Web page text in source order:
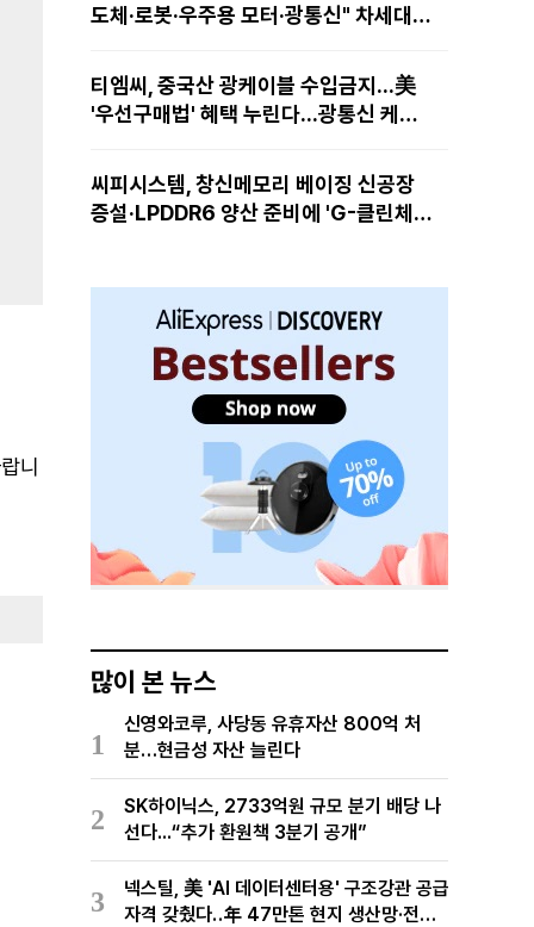
니
도체·로봇·우주용 모터·광통신" 차세대
티엠씨, 중국산 광케이블 수입금지...美
'우선구매법' 혜택 누린다...광통신 케이
씨피시스템, 창신메모리 베이징 신공장
증설·LPDDR6 양산 준비에 'G-클린체
많이 본 뉴스
1
신영와코루, 사당동 유휴자산 800억 처
분…현금성 자산 늘린다
2
SK하이닉스, 2733억원 규모 분기 배당 나
선다...“추가 환원책 3분기 공개”
3
넥스틸, 美 'AI 데이터센터용' 구조강관 공급
자격 갖췄다‥年 47만톤 현지 생산망·전미